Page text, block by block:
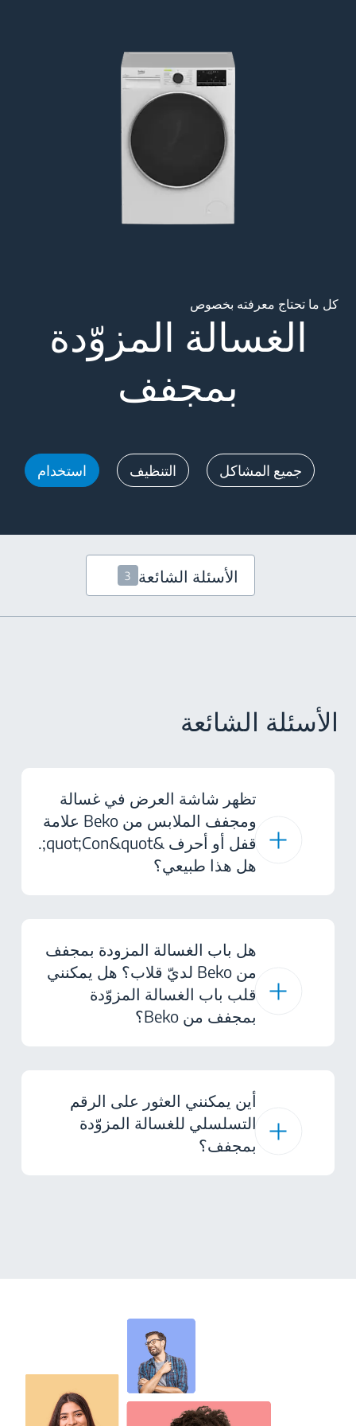
كل ما تحتاج معرفته بخصوص
الغسالة المزوّدة
بمجفف
جميع المشاكل التنظيف استخدام
الأسئلة الشائعة 3
الأسئلة الشائعة
تظهر شاشة العرض في غسالة
ومجفف الملابس من Beko علامة
قفل أو أحرف &quot;Con&quot;.
هل هذا طبيعي؟
هل باب الغسالة المزودة بمجفف
من Beko لديّ قلاب؟ هل يمكنني
قلب باب الغسالة المزوّدة
بمجفف من Beko؟
أين يمكنني العثور على الرقم
التسلسلي للغسالة المزوّدة
بمجفف؟